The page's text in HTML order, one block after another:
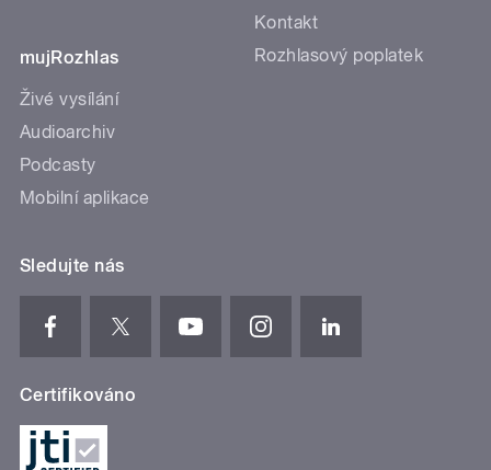
mujRozhlas
Živé vysílání
Audioarchiv
Podcasty
Mobilní aplikace
Kontakt
Rozhlasový poplatek
Sledujte nás
Certifikováno